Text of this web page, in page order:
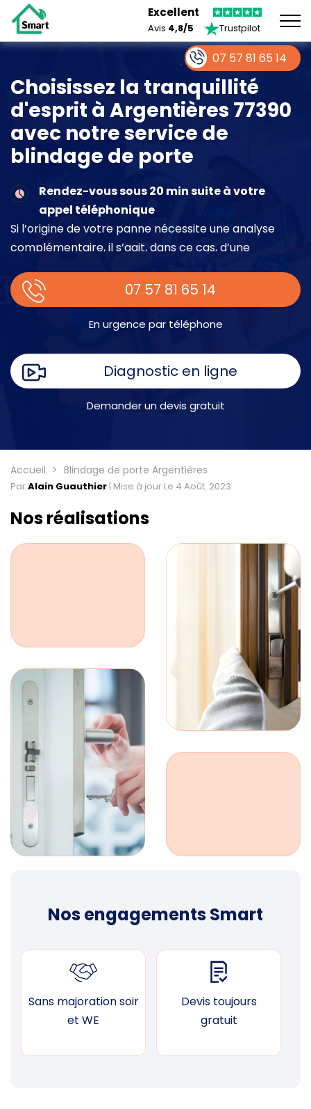
Excellent
Avis 4,8/5 Trustpilot
Choisissez la tranquillité
d'esprit à Argentières 77390
avec notre service de
blindage de porte
Rendez-vous sous 20 min suite à votre
appel téléphonique
Si l’origine de votre panne nécessite une analyse
complémentaire, il s’agit, dans ce cas, d’une
place.
07 57 81 65 14
En urgence par téléphone
Diagnostic en ligne
Demander un devis gratuit
Accueil Blindage de porte Argentières
ParAlain Guauthier | Mise à jour Le 4 Août. 2023
Nos réalisations
Nos engagements Smart
Sans majoration soir
et WE
Devis toujours
gratuit
07 57 81 65 14